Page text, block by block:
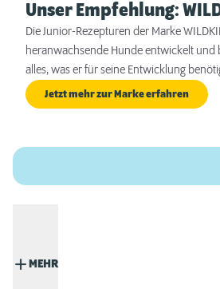
Unser Empfehlung:
Die Junior-Rezepturen der Marke
heranwachsende Hunde entwickelt und
alles, was er für seine Entwicklung
Jetzt mehr zur Marke erfahren
MEHR